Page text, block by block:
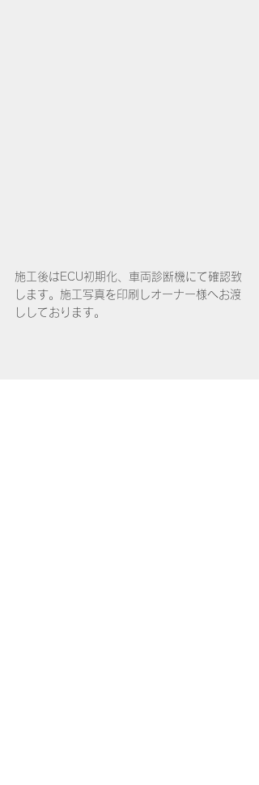
施工後はECU初期化、車両診断機にて確認致
します。施工写真を印刷しオーナー様へお渡
ししております。